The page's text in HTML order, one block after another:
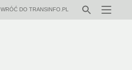
WRÓĆ DO TRANSINFO.PL Menu